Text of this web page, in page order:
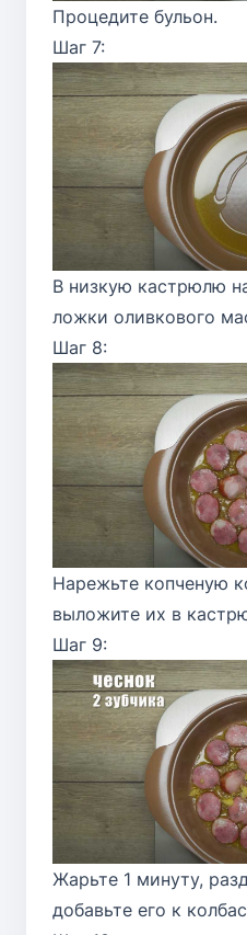
Процедите бульон.
Шаг 7:
В низкую кастрюлю
ложки оливкового
Шаг 8:
Нарежьте копченую
выложите их в
Шаг 9:
Жарьте 1 минуту,
добавьте его к